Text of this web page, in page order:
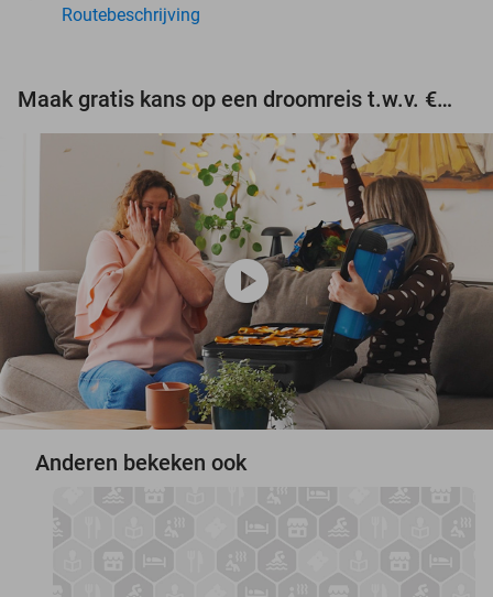
Routebeschrijving
Maak gratis kans op een droomreis t.w.v. €3.000!
play_circle
Anderen bekeken ook